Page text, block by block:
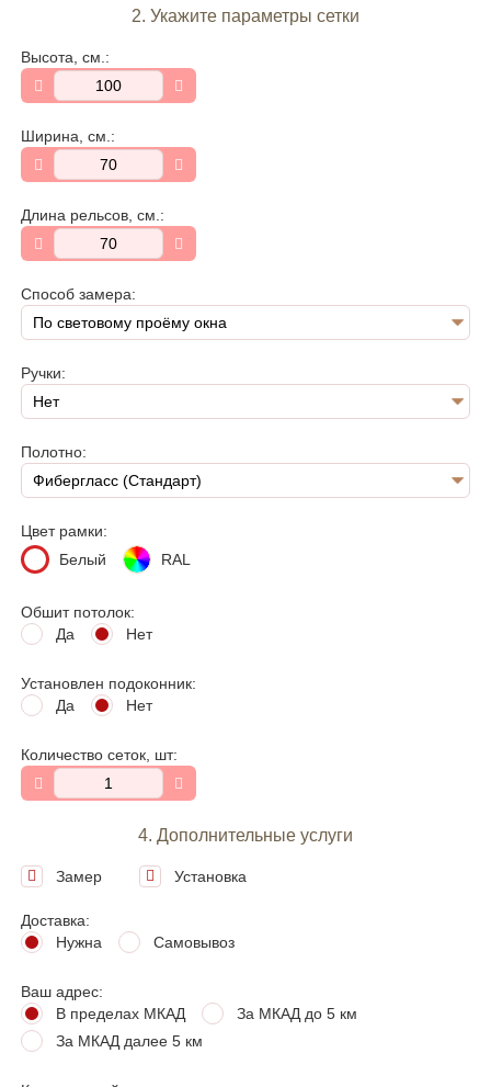
2. Укажите параметры сетки
Высота, см.:
Ширина, см.:
Длина рельсов, см.:
Способ замера:
Ручки:
Полотно:
Цвет рамки:
Белый
RAL
Обшит потолок:
Да
Нет
Установлен подоконник:
Да
Нет
Количество сеток, шт:
4. Дополнительные услуги
Замер Установка
Доставка:
Нужна
Самовывоз
Ваш адрес:
В пределах МКАД
За МКАД до 5 км
За МКАД далее 5 км